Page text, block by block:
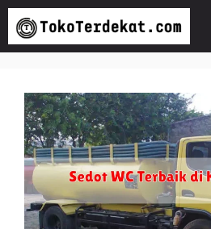
Langsung
isi